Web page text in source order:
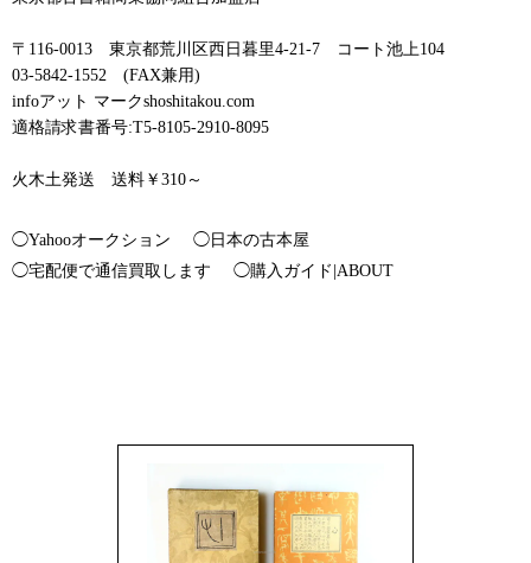
〒116-0013 東京都荒川区西日暮里4-21-7 コート池上104
03-5842-1552 (FAX兼用)
infoアット マークshoshitakou.com
適格請求書番号:T5-8105-2910-8095
火木土発送 送料￥310～
◯Yahooオークション
◯日本の古本屋
◯宅配便で通信買取します
◯購入ガイド|ABOUT